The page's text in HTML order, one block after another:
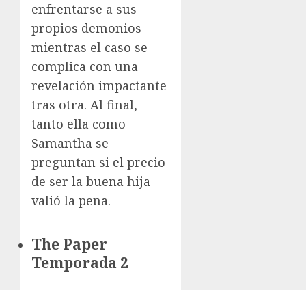
enfrentarse a sus
propios demonios
mientras el caso se
complica con una
revelación impactante
tras otra. Al final,
tanto ella como
Samantha se
preguntan si el precio
de ser la buena hija
valió la pena.
The Paper
Temporada 2